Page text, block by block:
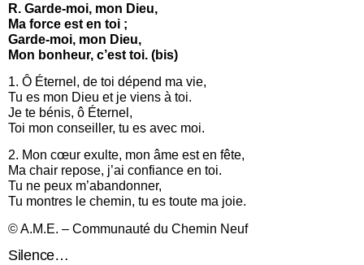
R. Garde-moi, mon Dieu,
Ma force est en toi ;
Garde-moi, mon Dieu,
Mon bonheur, c’est toi. (bis)
1. Ô Éternel, de toi dépend ma vie,
Tu es mon Dieu et je viens à toi.
Je te bénis, ô Éternel,
Toi mon conseiller, tu es avec moi.
2. Mon cœur exulte, mon âme est en fête,
Ma chair repose, j’ai confiance en toi.
Tu ne peux m’abandonner,
Tu montres le chemin, tu es toute ma joie.
© A.M.E. – Communauté du Chemin Neuf
Silence…